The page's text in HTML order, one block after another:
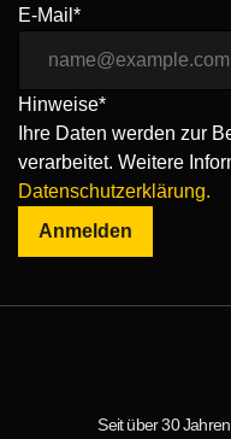
E-Mail*
Hinweise*
Ihre Daten werden zur
verarbeitet. Weitere
Datenschutzerklärung.
Anmelden
Seit über 30